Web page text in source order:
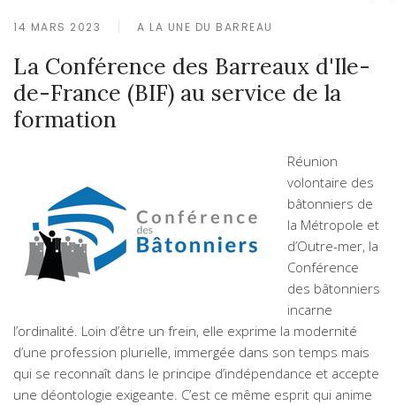
14 MARS 2023 A LA UNE DU BARREAU
La Conférence des Barreaux d'Ile-
de-France (BIF) au service de la
formation
Réunion
volontaire des
bâtonniers de
la Métropole et
d’Outre-mer, la
Conférence
des bâtonniers
incarne
l’ordinalité. Loin d’être un frein, elle exprime la modernité
d’une profession plurielle, immergée dans son temps mais
qui se reconnaît dans le principe d’indépendance et accepte
une déontologie exigeante. C’est ce même esprit qui anime